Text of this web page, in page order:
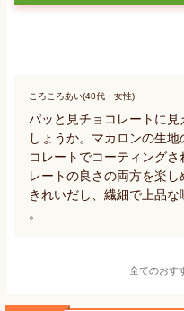
ころころあい(40代・女性)
パッと見チョコレートに
しょうか。マカロンの生
コレートでコーティング
レートの良さの両方を楽
きれいだし、繊細で上品
。
全てのおす